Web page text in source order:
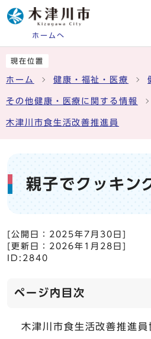
ホームへ
現在位置
ホーム 健康・福祉・医療
その他健康・医療に関する情報
木津川市食生活改善推進員
親子でクッキン
[公開日： 2025年7月30日
[更新日： 2026年1月28日
ID:2840
ページ内目次
木津川市食生活改善推進